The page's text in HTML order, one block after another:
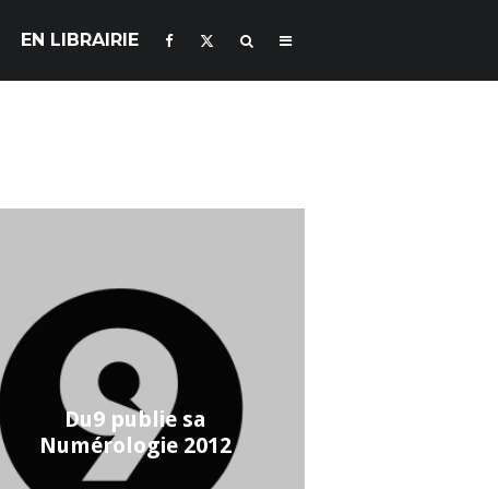
EN LIBRAIRIE
Du9 publie sa
Numérologie 2012